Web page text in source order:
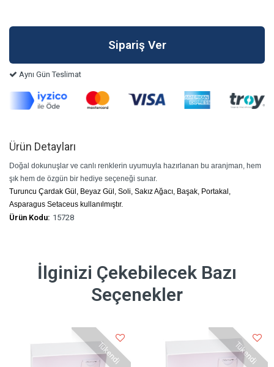
Aynı Gün Teslimat
Ürün Detayları
Doğal dokunuşlar ve canlı renklerin uyumuyla hazırlanan bu aranjman, hem
şık hem de özgün bir hediye seçeneği sunar.
Turuncu Çardak Gül, Beyaz Gül, Soli, Sakız Ağacı, Başak, Portakal,
Asparagus Setaceus kullanılmıştır.
Ürün Kodu: 15728
İlginizi Çekebilecek Bazı
Seçenekler
Tükendi Tükendi